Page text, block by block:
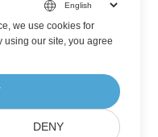
we use cookies for
using our site, you agree
DENY